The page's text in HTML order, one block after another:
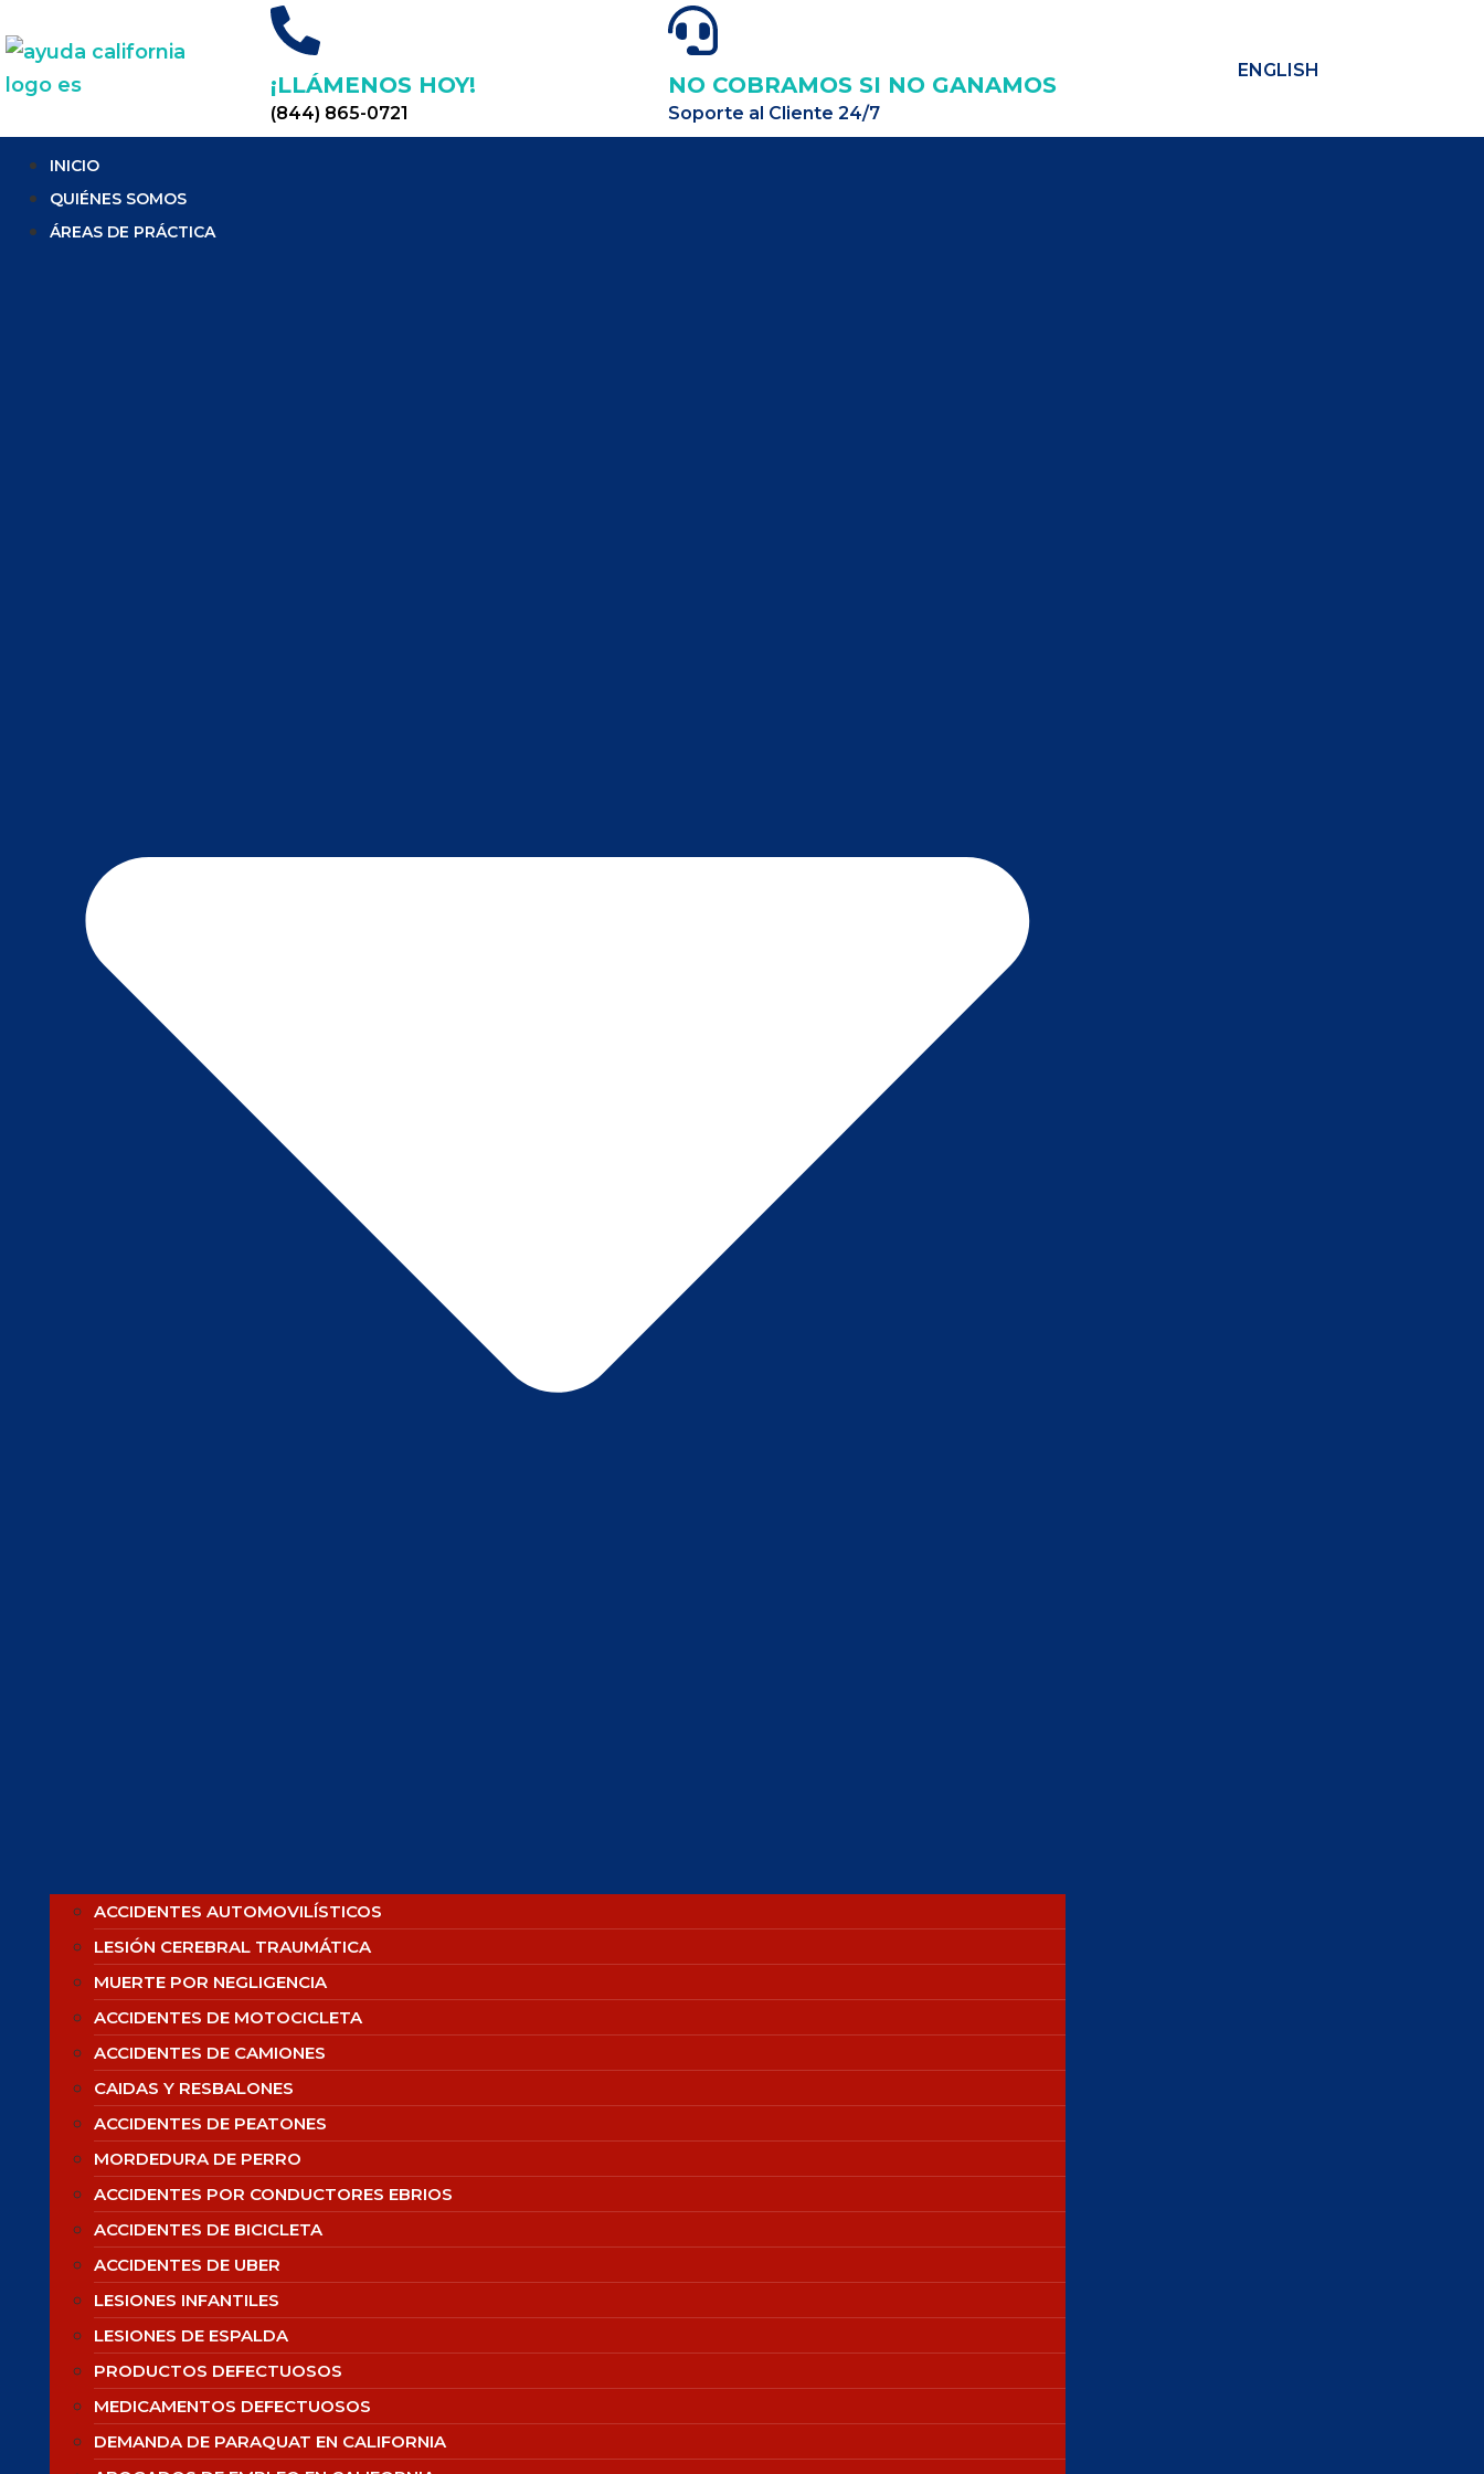
¡LLÁMENOS HOY!
(844) 865-0721
NO COBRAMOS SI NO GANAMOS
Soporte al Cliente 24/7
ENGLISH
INICIO
QUIÉNES SOMOS
ÁREAS DE PRÁCTICA
ACCIDENTES AUTOMOVILÍSTICOS
LESIÓN CEREBRAL TRAUMÁTICA
MUERTE POR NEGLIGENCIA
ACCIDENTES DE MOTOCICLETA
ACCIDENTES DE CAMIONES
CAIDAS Y RESBALONES
ACCIDENTES DE PEATONES
MORDEDURA DE PERRO
ACCIDENTES POR CONDUCTORES EBRIOS
ACCIDENTES DE BICICLETA
ACCIDENTES DE UBER
LESIONES INFANTILES
LESIONES DE ESPALDA
PRODUCTOS DEFECTUOSOS
MEDICAMENTOS DEFECTUOSOS
DEMANDA DE PARAQUAT EN CALIFORNIA